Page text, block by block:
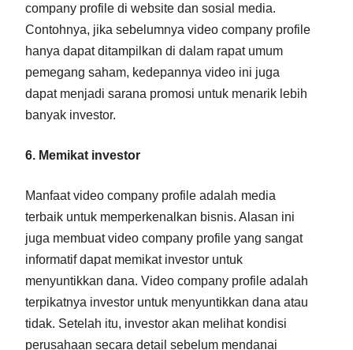
company profile di website dan sosial media.
Contohnya, jika sebelumnya video company profile
hanya dapat ditampilkan di dalam rapat umum
pemegang saham, kedepannya video ini juga
dapat menjadi sarana promosi untuk menarik lebih
banyak investor.
6. Memikat investor
Manfaat video company profile adalah media
terbaik untuk memperkenalkan bisnis. Alasan ini
juga membuat video company profile yang sangat
informatif dapat memikat investor untuk
menyuntikkan dana. Video company profile adalah
terpikatnya investor untuk menyuntikkan dana atau
tidak. Setelah itu, investor akan melihat kondisi
perusahaan secara detail sebelum mendanai